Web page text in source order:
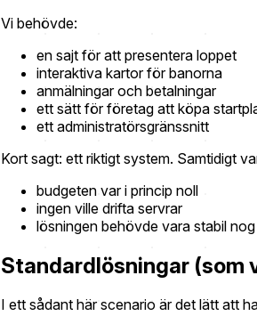
Vi behövde:
en sajt för att presentera loppet
interaktiva kartor för banorna
anmälningar och betalningar
ett sätt för företag att köpa
ett administratörsgränssnitt
Kort sagt: ett riktigt system. Samtidigt
budgeten var i princip noll
ingen ville drifta servrar
lösningen behövde vara stabil
Standardlösningar (som
I ett sådant här scenario är det lätt att